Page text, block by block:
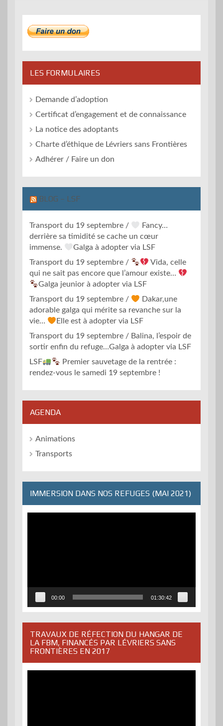
LES FORMULAIRES
Demande d’adoption
Certificat d’engagement et de connaissance
La notice des adoptants
Charte d’éthique de Lévriers sans Frontières
Adhérer / Faire un don
BLOG – LSF
Transport du 19 septembre /
Fancy…
derrière sa timidité se cache un cœur
immense.
Galga à adopter via LSF
Transport du 19 septembre /
Vida, celle
qui ne sait pas encore que l’amour existe…
Galga jeunior à adopter via LSF
Transport du 19 septembre /
Dakar,une
adorable galga qui mérite sa revanche sur la
vie…
Elle est à adopter via LSF
Transport du 19 septembre / Balina, l’espoir de
sortir enfin du refuge…Galga à adopter via LSF
LSF
Premier sauvetage de la rentrée :
rendez-vous le samedi 19 septembre !
AGENDA
Animations
Transports
IMMERSION DANS NOS REFUGES (MAI 2021)
00:00 01:30:42
TRAVAUX DE RÉFECTION DU HANGAR DE
LA FBM, FINANCÉS PAR LÉVRIERS SANS
FRONTIÈRES EN 2017